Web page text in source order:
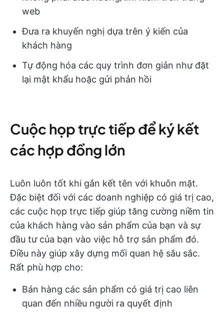
web
Đưa ra khuyến nghị dựa trên ý kiến của
khách hàng
Tự động hóa các quy trình đơn giản như đặt
lại mật khẩu hoặc gửi phản hồi
Cuộc họp trực tiếp để ký kết
các hợp đồng lớn
Luôn luôn tốt khi gắn kết tên với khuôn mặt.
Đặc biệt đối với các doanh nghiệp có giá trị cao,
các cuộc họp trực tiếp giúp tăng cường niềm tin
của khách hàng vào sản phẩm của bạn và sự
đầu tư của bạn vào việc hỗ trợ sản phẩm đó.
Điều này giúp xây dựng mối quan hệ sâu sắc.
Rất phù hợp cho:
Bán hàng các sản phẩm có giá trị cao liên
quan đến nhiều người ra quyết định